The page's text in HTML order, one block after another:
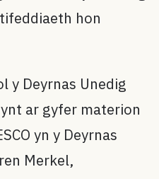
hon
y Deyrnas Unedig
ar gyfer materion
yn y Deyrnas
Merkel,